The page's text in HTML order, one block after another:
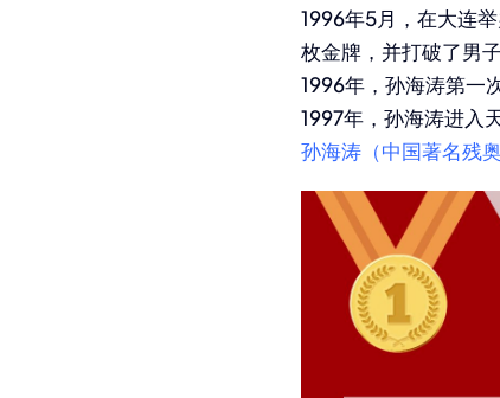
1996年5月，在大连
枚金牌，并打破了男
1996年，孙海涛第一
1997年，孙海涛进入
孙海涛（中国著名残